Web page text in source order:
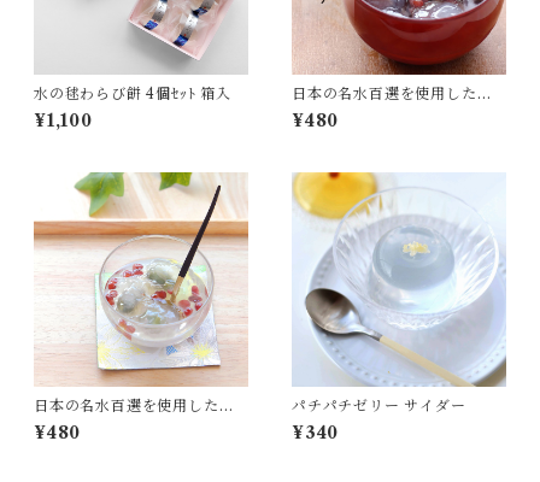
水の毬わらび餅 4個ｾｯﾄ 箱入
¥1,100
日本の名水百選を使用した
「水まんじゅう」
¥480
日本の名水百選を使用した
「水まんじゅう 抹茶」
¥480
パチパチゼリー サイダー
¥340